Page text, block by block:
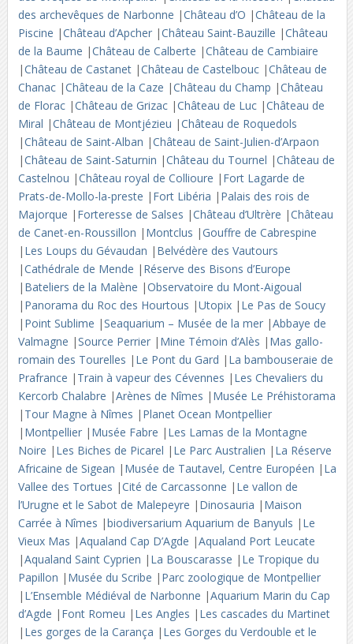
des archevêques de Narbonne |Château d’O |Château de la
Piscine |Château d’Apcher |Château Saint-Bauzille |Château
de la Baume |Château de Calberte |Château de Cambiaire
|Château de Castanet |Château de Castelbouc |Château de
Chanac |Château de la Caze |Château du Champ |Château
de Florac |Château de Grizac |Château de Luc |Château de
Miral |Château de Montjézieu |Château de Roquedols
|Château de Saint-Alban |Château de Saint-Julien-d’Arpaon
|Château de Saint-Saturnin |Château du Tournel |Château de
Castelnou |Château royal de Collioure | Fort Lagarde de
Prats-de-Mollo-la-preste | Fort Libéria | Palais des rois de
Majorque | Forteresse de Salses |Château d’Ultrère |Château
de Canet-en-Roussillon | Montclus |Gouffre de Cabrespine
| Les Loups du Gévaudan | Belvédère des Vautours
|Cathédrale de Mende | Réserve des Bisons d’Europe
| Bateliers de la Malène |Observatoire du Mont-Aigoual
| Panorama du Roc des Hourtous |Utopix | Le Pas de Soucy
| Point Sublime |Seaquarium – Musée de la mer |Abbaye de
Valmagne |Source Perrier | Mine Témoin d’Alès | Mas gallo-
romain des Tourelles | Le Pont du Gard | La bambouseraie de
Prafrance | Train à vapeur des Cévennes | Les Chevaliers du
Kercorb Chalabre |Arènes de Nîmes | Musée Le Préhistorama
| Tour Magne à Nîmes | Planet Ocean Montpellier
| Montpellier | Musée Fabre | Les Lamas de la Montagne
Noire | Les Biches de Picarel | Le Parc Australien | La Réserve
Africaine de Sigean | Musée de Tautavel, Centre Européen | La
Vallee des Tortues |Cité de Carcassonne | Le vallon de
l’Urugne et le Sabot de Malepeyre | Dinosauria | Maison
Carrée à Nîmes |biodiversarium Aquarium de Banyuls | Le
Vieux Mas |Aqualand Cap D’Agde |Aqualand Port Leucate
|Aqualand Saint Cyprien | La Bouscarasse | Le Tropique du
Papillon | Musée du Scribe | Parc zoologique de Montpellier
| L’Ensemble Médiéval de Narbonne |Aquarium Marin du Cap
d’Agde | Font Romeu | Les Angles | Les cascades du Martinet
| Les gorges de la Carança | Les Gorges du Verdouble et le